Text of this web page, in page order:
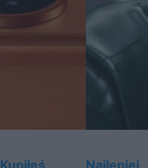
Kupiłeś
Najlepiej